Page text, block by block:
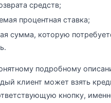
средств;
процентная ставка;
сумма, которую
подробному
клиент может взять
кнопку,